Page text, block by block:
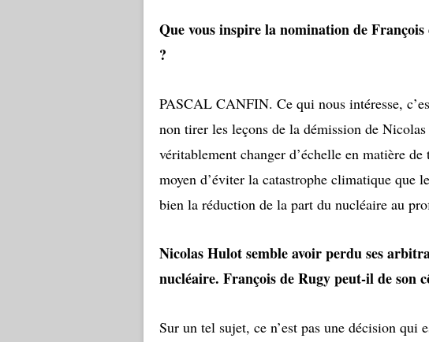
Que vous inspire la nomination de
?
PASCAL CANFIN. Ce qui nous intéresse,
non tirer les leçons de la démission de
véritablement changer d’échelle en matière
moyen d’éviter la catastrophe climatique que
bien la réduction de la part du nucléaire au
Nicolas Hulot semble avoir perdu ses
nucléaire. François de Rugy peut-il de son
Sur un tel sujet, ce n’est pas une décision qui